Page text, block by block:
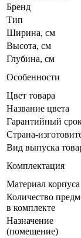
Бренд
Тип
Ширина, см
Высота, см
Глубина, см
Особенности
Цвет товара
Название цвета
Гарантийный
Страна-
Вид выпуска
Комплектация
Материал корпуса
Количество
в комплекте
Назначение
(помещение)